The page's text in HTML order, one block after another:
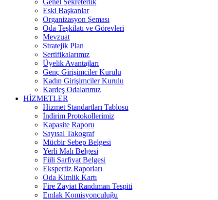
Genel Sekreterlik
Eski Başkanlar
Organizasyon Şeması
Oda Teşkilatı ve Görevleri
Mevzuat
Stratejik Plan
Sertifikalarımız
Üyelik Avantajları
Genç Girişimciler Kurulu
Kadın Girişimciler Kurulu
Kardeş Odalarımız
HİZMETLER
Hizmet Standartları Tablosu
İndirim Protokollerimiz
Kapasite Raporu
Sayısal Takograf
Mücbir Sebep Belgesi
Yerli Malı Belgesi
Fiili Sarfiyat Belgesi
Ekspertiz Raporları
Oda Kimlik Kartı
Fire Zayiat Randıman Tespiti
Emlak Komisyonculuğu